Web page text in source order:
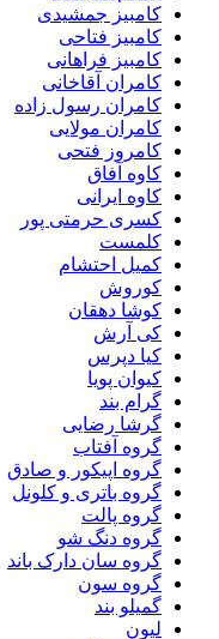
کامبیز جمشیدی
کامبیز فتاحی
کامبیز فراهانی
کامران آقاخانی
کامران رسول زاده
کامران مولایی
کامروز فتحی
کاوه آفاق
کاوه ایرانی
کسری حرمتی پور
کلمست
کمیل احتشام
کوروش
کوشا دهقان
کی آرش
کیا دپرس
کیوان پویا
گرام بند
گرشا رضایی
گروه آفتاب
گروه اپیکور و صادق
گروه باتری و کلونل
گروه پالت
گروه دنگ شو
گروه سان دارک باند
گروه سون
گمیلو بند
لیون